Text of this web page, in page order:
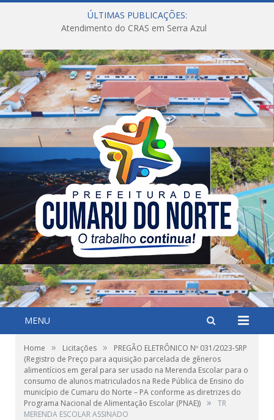
ÚLTIMAS PUBLICAÇÕES:
Atendimento do CRAS em Serra Azul
MENU
Home » Licitações »
PREGÃO ELETRÔNICO Nº 031/2023-SRP
(Registro de Preço para aquisição parcelada de gêneros
alimentícios em geral para ser usado na Merenda Escolar para o
consumo de alunos matriculados na Rede Pública de Ensino do
município de Cumaru do Norte – PA conforme as diretrizes do
Programa Nacional de Alimentação Escolar (PNAE)) »
TR
MERENDA ESCOLAR ASSINADO